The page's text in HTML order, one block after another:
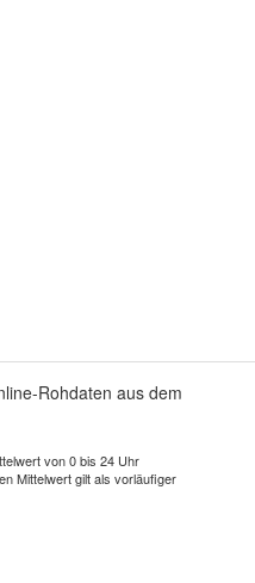
Rohdaten aus dem
von 0 bis 24 Uhr
Mittelwert gilt als vorläufiger